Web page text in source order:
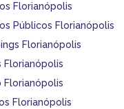
Florianópolis
Públicos Florianópolis
Florianópolis
Florianópolis
Florianópolis
Florianópolis